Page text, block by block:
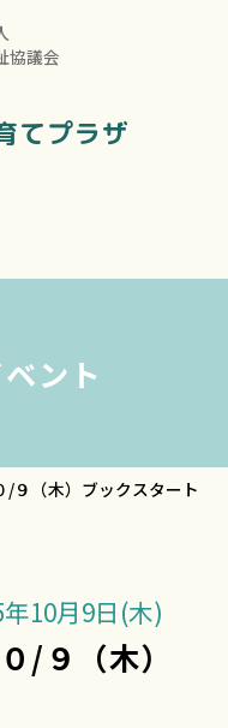
協議会
てプラザ
ント
/９（木）ブックスタート
10月9日(木)
/９（木）